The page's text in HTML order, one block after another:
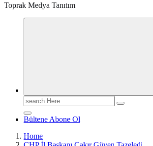
Toprak Medya Tanıtım
Search
for:
Bültene Abone Ol
Home